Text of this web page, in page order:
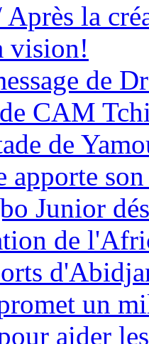
la
vision!
de
CAM
de
apporte
Junior
de
un
aider